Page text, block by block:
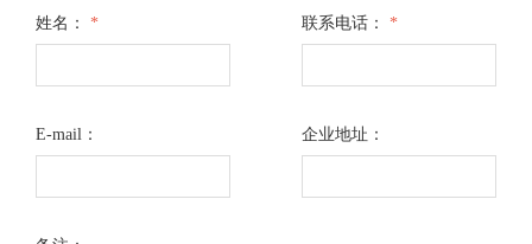
姓名： *
E-mail：
联系电话： *
企业地址：